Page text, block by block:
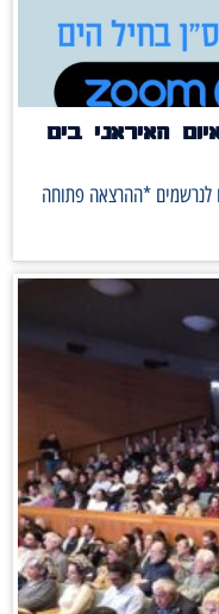
האיראני בים
לנרשמים *ההרצאה פתוחה